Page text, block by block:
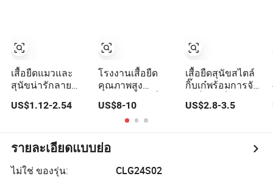
เสื้อยืดแมวและ
สุนัขน่ารักลาย
สำหรับฤดูร้อน
US$1.12-2.54
โรงงานเสื้อยืด
คุณภาพสูง
ขายร้อน 100% ผ้า
ฝ้ายชายหญิงแขน
สั้นแฟชั่นวินเทจเร
โทรท็อปพิมพ์
US$8-10
เสื้อยืดสุนัขสไตล์
กิ๊บเก๋พร้อมการจัด
US$2.8-3.5
รายละเอียดแบบย่อ
ไม่ใช่ ของรุ่น:
CLG24S02